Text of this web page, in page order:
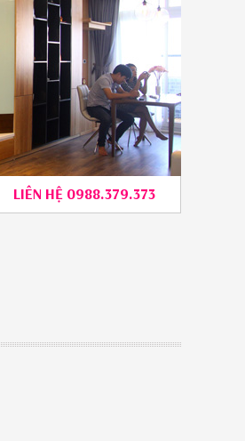
LIÊN HỆ 0988.379.373